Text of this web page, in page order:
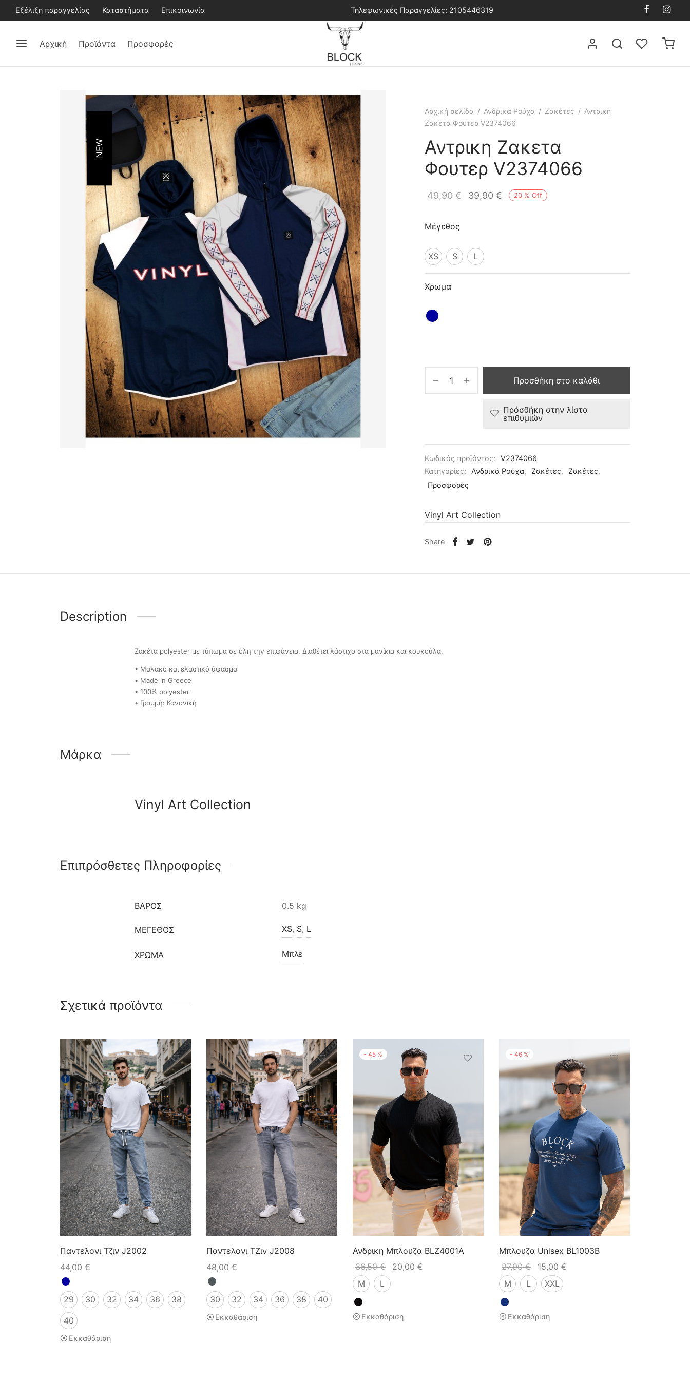
Εξέλιξη παραγγελίας Καταστήματα Επικοινωνία Τηλεφωνικές Παραγγελίες: 2105446319
Αρχική Προϊόντα Προσφορές
Αρχική σελίδα / Ανδρικά Ρούχα / Ζακέτες / Αντρικη
Ζακετα Φουτερ V2374066
Αντρικη Ζακετα
Φουτερ V2374066
20 % Off
49,90€ 39,90 €
Μέγεθος
XS S L
Χρωμα
Προσθήκη στο καλάθι
Πρόσθήκη στην λίστα
επιθυμιών
Κωδικός προϊόντος:
V2374066
Κατηγορίες:
Ανδρικά Ρούχα, Ζακέτες, Ζακέτες,
Προσφορές
Vinyl Art Collection
Share
Description
Ζακέτα polyester με τύπωμα σε όλη την επιφάνεια. Διαθέτει λάστιχο στα μανίκια και κουκούλα.
• Μαλακό και ελαστικό ύφασμα
• Made in Greece
• 100% polyester
• Γραμμή: Κανονική
Μάρκα
Vinyl Art Collection
Επιπρόσθετες Πληροφορίες
ΒΆΡΟΣ 0.5 kg
ΜΈΓΕΘΟΣ XS, S, L
ΧΡΩΜΑ Μπλε
Σχετικά προϊόντα
Παντελονι Τζιν J2002
44,00 €
29 30 32 34 36 38
40
Εκκαθάριση
Παντελονι ΤΖιν J2008
48,00 €
30 32 34 36 38 40
Εκκαθάριση
- 45 %
Ανδρικη Μπλουζα BLZ4001A
36,50€ 20,00 €
M
L
Εκκαθάριση
- 46 %
Μπλουζα Unisex BL1003B
27,90€ 15,00 €
M
L XXL
Εκκαθάριση